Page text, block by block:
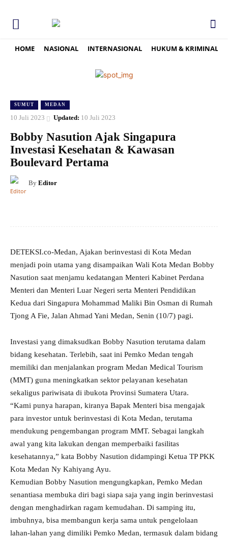
HOME NASIONAL INTERNASIONAL HUKUM & KRIMINAL
SUMUT MEDAN
10 Juli 2023 Updated: 10 Juli 2023
Bobby Nasution Ajak Singapura
Investasi Kesehatan & Kawasan
Boulevard Pertama
By Editor
DETEKSI.co-Medan, Ajakan berinvestasi di Kota Medan
menjadi poin utama yang disampaikan Wali Kota Medan Bobby
Nasution saat menjamu kedatangan Menteri Kabinet Perdana
Menteri dan Menteri Luar Negeri serta Menteri Pendidikan
Kedua dari Singapura Mohammad Maliki Bin Osman di Rumah
Tjong A Fie, Jalan Ahmad Yani Medan, Senin (10/7) pagi.
Investasi yang dimaksudkan Bobby Nasution terutama dalam
bidang kesehatan. Terlebih, saat ini Pemko Medan tengah
memiliki dan menjalankan program Medan Medical Tourism
(MMT) guna meningkatkan sektor pelayanan kesehatan
sekaligus pariwisata di ibukota Provinsi Sumatera Utara.
“Kami punya harapan, kiranya Bapak Menteri bisa mengajak
para investor untuk berinvestasi di Kota Medan, terutama
mendukung pengembangan program MMT. Sebagai langkah
awal yang kita lakukan dengan memperbaiki fasilitas
kesehatannya,” kata Bobby Nasution didampingi Ketua TP PKK
Kota Medan Ny Kahiyang Ayu.
Kemudian Bobby Nasution mengungkapkan, Pemko Medan
senantiasa membuka diri bagi siapa saja yang ingin berinvestasi
dengan menghadirkan ragam kemudahan. Di samping itu,
imbuhnya, bisa membangun kerja sama untuk pengelolaan
lahan-lahan yang dimiliki Pemko Medan, termasuk dalam bidang